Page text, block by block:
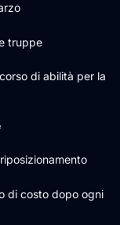
truppe
di abilità per la
di costo dopo ogni